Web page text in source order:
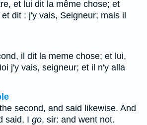
et lui dit la même chose; et
dit : j'y vais, Seigneur; mais il
il dit la meme chose; et lui,
j'y vais, seigneur; et il n'y alla
second, and said likewise. And
said, I go, sir: and went not.